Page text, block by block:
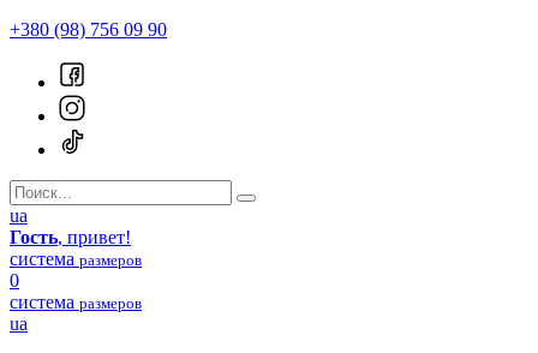
+380 (98) 756 09 90
ua
Гость, привет!
система размеров
0
система размеров
ua